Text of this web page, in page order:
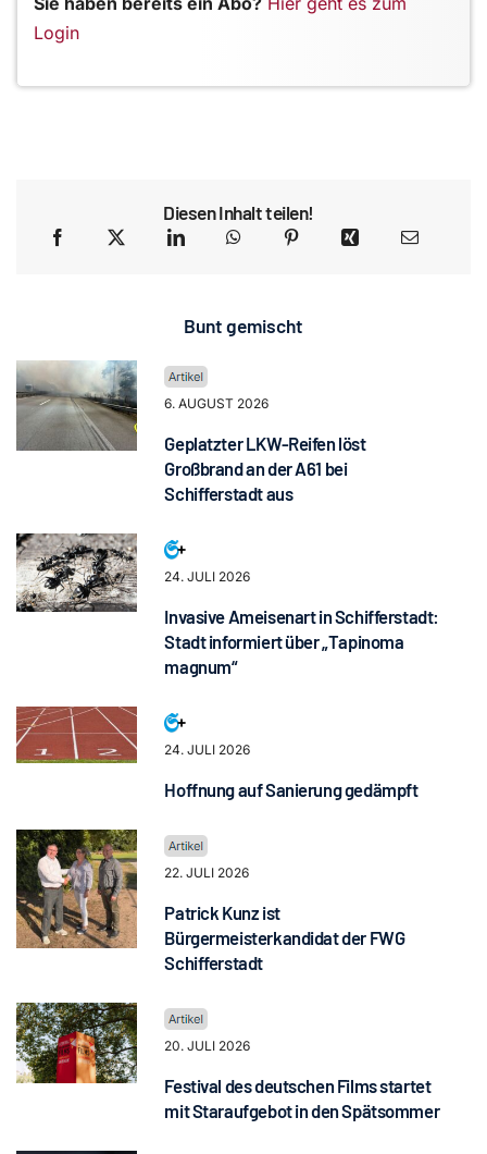
Login
Diesen Inhalt teilen!
Bunt gemischt
6. AUGUST 2026
Geplatzter LKW-Reifen löst
Großbrand an der A61 bei
Schifferstadt aus
24. JULI 2026
Invasive Ameisenart in Schifferstadt:
Stadt informiert über „Tapinoma
magnum“
24. JULI 2026
Hoffnung auf Sanierung gedämpft
22. JULI 2026
Patrick Kunz ist
Bürgermeisterkandidat der FWG
Schifferstadt
20. JULI 2026
Festival des deutschen Films startet
mit Staraufgebot in den Spätsommer